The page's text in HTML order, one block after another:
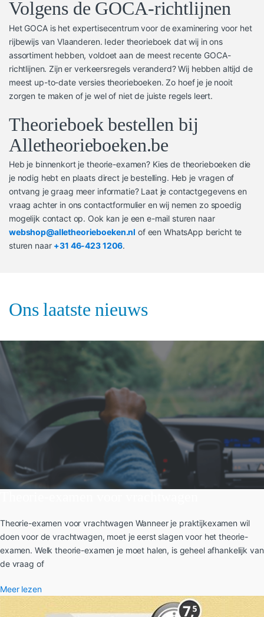
Volgens de GOCA-richtlijnen
Het GOCA is het expertisecentrum voor de examinering voor het
rijbewijs van Vlaanderen. Ieder theorieboek dat wij in ons
assortiment hebben, voldoet aan de meest recente GOCA-
richtlijnen. Zijn er verkeersregels veranderd? Wij hebben altijd de
meest up-to-date versies theorieboeken. Zo hoef je je nooit
zorgen te maken of je wel of niet de juiste regels leert.
Theorieboek bestellen bij
Alletheorieboeken.be
Heb je binnenkort je theorie-examen? Kies de theorieboeken die
je nodig hebt en plaats direct je bestelling. Heb je vragen of
ontvang je graag meer informatie? Laat je contactgegevens en
vraag achter in ons contactformulier en wij nemen zo spoedig
mogelijk contact op. Ook kan je een e-mail sturen naar
webshop@alletheorieboeken.nl of een WhatsApp bericht te
sturen naar +31 46-423 1206.
Ons laatste nieuws
Theorie-examen voor vrachtwagen Wanneer je praktijkexamen wil
doen voor de vrachtwagen, moet je eerst slagen voor het theorie-
examen. Welk theorie-examen je moet halen, is geheel afhankelijk van
de vraag of
Meer lezen